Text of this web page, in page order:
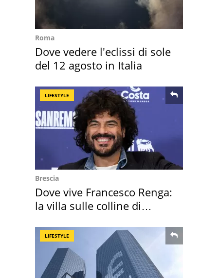
Roma
Dove vedere l'eclissi di sole
del 12 agosto in Italia
LIFESTYLE
Brescia
Dove vive Francesco Renga:
la villa sulle colline di
LIFESTYLE